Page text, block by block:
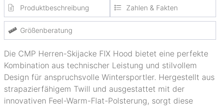
Produktbeschreibung Zahlen & Fakten
Größenberatung
Die CMP Herren-Skijacke FIX Hood bietet eine perfekte
Kombination aus technischer Leistung und stilvollem
Design für anspruchsvolle Wintersportler. Hergestellt aus
strapazierfähigem Twill und ausgestattet mit der
innovativen Feel-Warm-Flat-Polsterung, sorgt diese